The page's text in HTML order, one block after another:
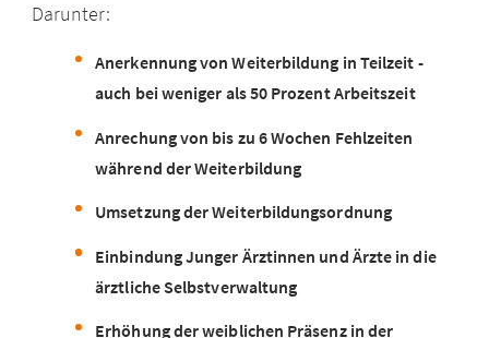
Darunter:
Anerkennung von Weiterbildung in Teilzeit -
auch bei weniger als 50 Prozent Arbeitszeit
Anrechung von bis zu 6 Wochen Fehlzeiten
während der Weiterbildung
Umsetzung der Weiterbildungsordnung
Einbindung Junger Ärztinnen und Ärzte in die
ärztliche Selbstverwaltung
Erhöhung der weiblichen Präsenz in der